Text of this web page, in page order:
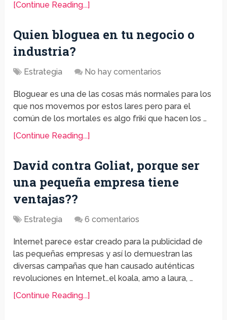
[Continue Reading...]
Quien bloguea en tu negocio o
industria?
Estrategia No hay comentarios
Bloguear es una de las cosas más normales para los
que nos movemos por estos lares pero para el
común de los mortales es algo friki que hacen los …
[Continue Reading...]
David contra Goliat, porque ser
una pequeña empresa tiene
ventajas??
Estrategia 6 comentarios
Internet parece estar creado para la publicidad de
las pequeñas empresas y así lo demuestran las
diversas campañas que han causado auténticas
revoluciones en Internet…el koala, amo a laura, …
[Continue Reading...]